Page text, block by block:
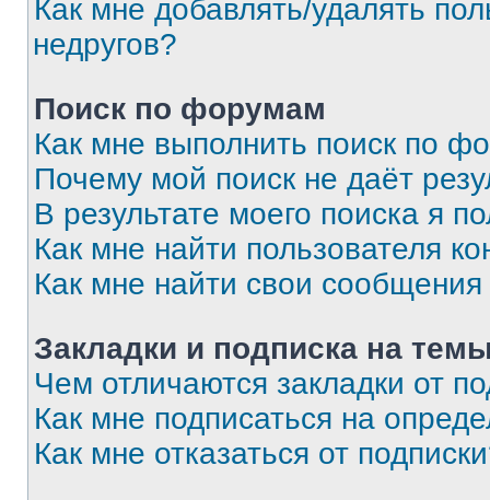
Как мне добавлять/удалять
недругов?
Поиск по форумам
Как мне выполнить поиск по
Почему мой поиск не даёт
В результате моего поиска я
Как мне найти пользователя
Как мне найти свои
Закладки и подписка на
Чем отличаются закладки от
Как мне подписаться на
Как мне отказаться от